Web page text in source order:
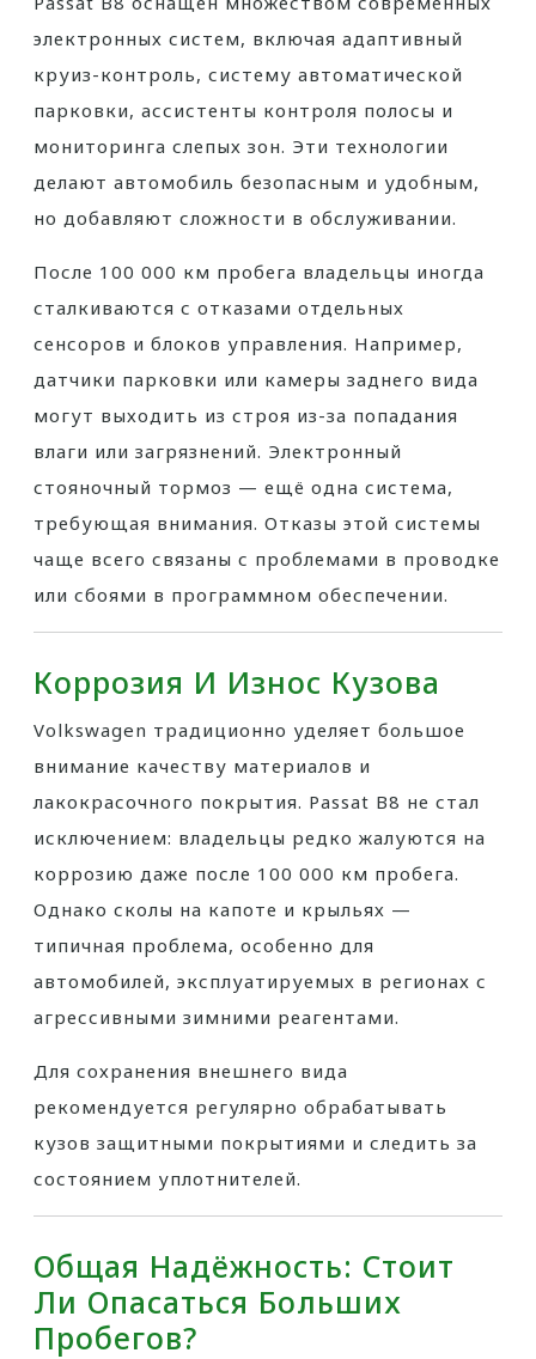
электронных систем, включая адаптивный
круиз-контроль, систему автоматической
парковки, ассистенты контроля полосы и
мониторинга слепых зон. Эти технологии
делают автомобиль безопасным и удобным,
но добавляют сложности в обслуживании.
После 100 000 км пробега владельцы иногда
сталкиваются с отказами отдельных
сенсоров и блоков управления. Например,
датчики парковки или камеры заднего вида
могут выходить из строя из-за попадания
влаги или загрязнений. Электронный
стояночный тормоз — ещё одна система,
требующая внимания. Отказы этой системы
чаще всего связаны с проблемами в проводке
или сбоями в программном обеспечении.
Коррозия И Износ Кузова
Volkswagen традиционно уделяет большое
внимание качеству материалов и
лакокрасочного покрытия. Passat B8 не стал
исключением: владельцы редко жалуются на
коррозию даже после 100 000 км пробега.
Однако сколы на капоте и крыльях —
типичная проблема, особенно для
автомобилей, эксплуатируемых в регионах с
агрессивными зимними реагентами.
Для сохранения внешнего вида
рекомендуется регулярно обрабатывать
кузов защитными покрытиями и следить за
состоянием уплотнителей.
Общая Надёжность: Стоит
Ли Опасаться Больших
Пробегов?